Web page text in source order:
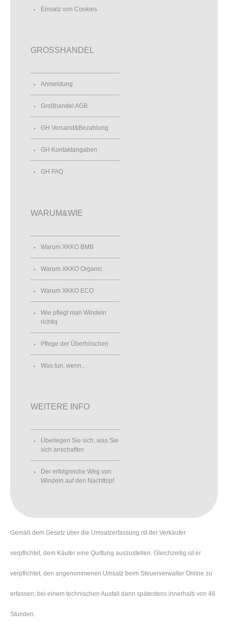
Einsatz von Cookies
GROSSHANDEL
Anmeldung
Großhandel AGB
GH Versand&Bezahlung
GH Kontaktangaben
GH FAQ
WARUM&WIE
Warum XKKO BMB
Warum XKKO Organic
Warum XKKO ECO
Wie pflegt man Windeln
richtiq
Pflege der Überhöschen
Was tun, wenn…
WEITERE INFO
Überlegen Sie sich, was Sie
sich anschaffen
Der erfolgreiche Weg von
Windeln auf den Nachttopf
Gemäß dem Gesetz über die Umsatzerfassung ist der Verkäufer
verpflichtet, dem Käufer eine Quittung auszustellen. Gleichzeitig ist er
verpflichtet, den angenommenen Umsatz beim Steuerverwalter Online zu
erfassen; bei einem technischen Ausfall dann spätestens innerhalb von 48
Stunden.